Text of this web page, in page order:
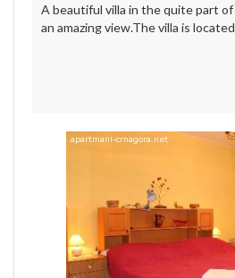
A beautiful villa in the quite part
an amazing view.The villa is